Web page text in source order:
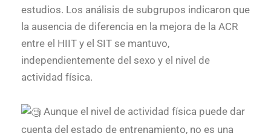
estudios. Los análisis de subgrupos indicaron que
la ausencia de diferencia en la mejora de la ACR
entre el HIIT y el SIT se mantuvo,
independientemente del sexo y el nivel de
actividad física.
Aunque el nivel de actividad física puede dar
cuenta del estado de entrenamiento, no es una